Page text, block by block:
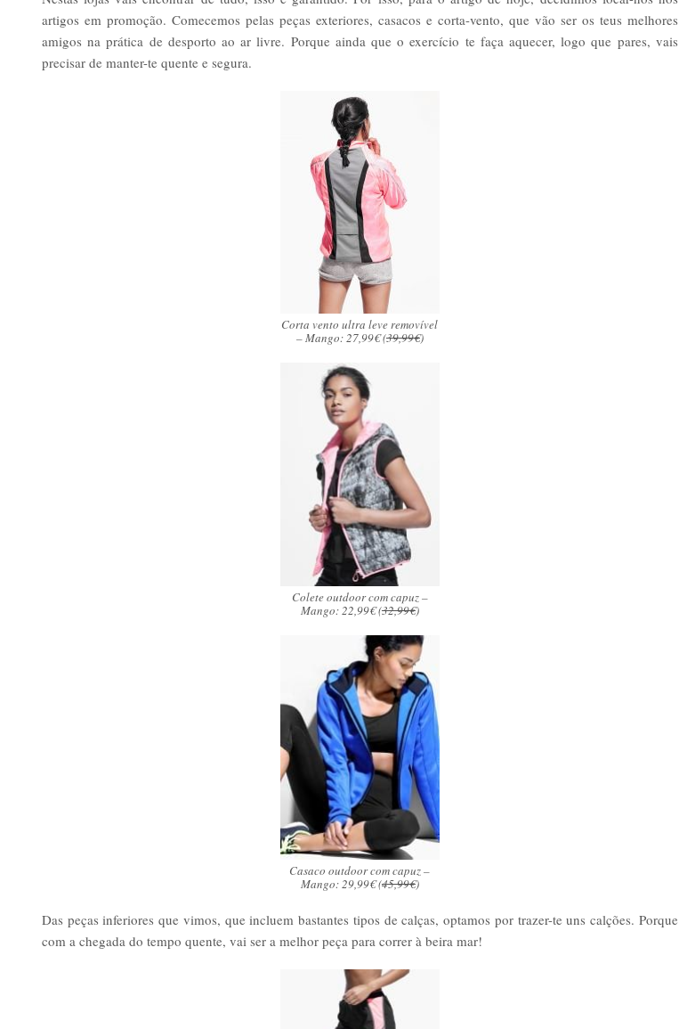
artigos em promoção. Comecemos pelas peças exteriores, casacos e corta-vento, que vão ser os teus melhores
amigos na prática de desporto ao ar livre. Porque ainda que o exercício te faça aquecer, logo que pares, vais
precisar de manter-te quente e segura.
Corta vento ultra leve removível
– Mango: 27,99€ (39,99€)
Colete outdoor com capuz –
Mango: 22,99€ (32,99€)
Casaco outdoor com capuz –
Mango: 29,99€ (45,99€)
Das peças inferiores que vimos, que incluem bastantes tipos de calças, optamos por trazer-te uns calções. Porque
com a chegada do tempo quente, vai ser a melhor peça para correr à beira mar!